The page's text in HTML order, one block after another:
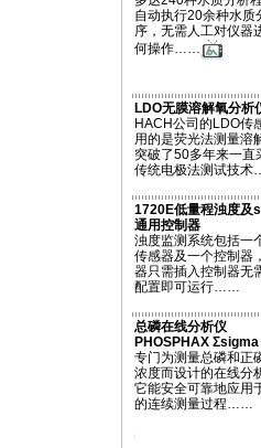
自动执行20余种水质
序，无需人工对仪器
何操作……
LDO无膜溶解氧分析
HACH公司的LDO传
用的是荧光法测量溶
突破了50多年来一直
传统电极法测试技
1720E低量程浊度及
通用控制器
浊度监测系统包括一
传感器及一个控制器
器只需插入控制器无
配置即可运行……
总磷在线分析仪
PHOSPHAX Σsigma
专门为测量总磷和正
浓度而设计的在线分
它能安全可靠地应用
的连续测量过程……
2100P 2100AN DRB200 FT660